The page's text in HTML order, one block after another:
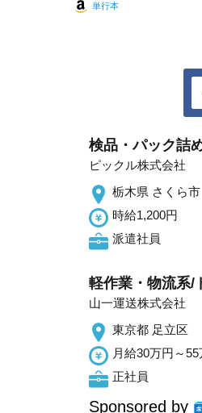
単行本
検品・パック詰
ピックル株式会社
栃木県 さくら市
時給1,200円
派遣社員
軽作業・物流系/
山一運送株式会社
東京都 足立区
月給30万円～55
正社員
Sponsored by